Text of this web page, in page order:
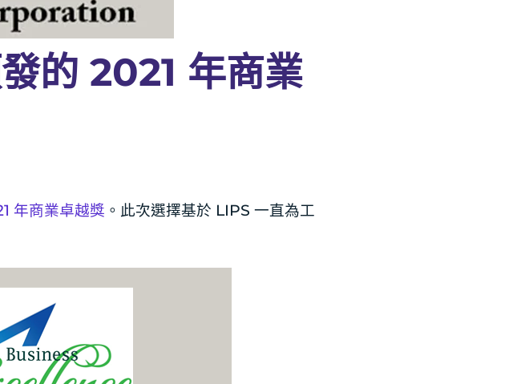
的 2021 年商業
年商業卓越獎 。此次選擇基於 LIPS 一直為工